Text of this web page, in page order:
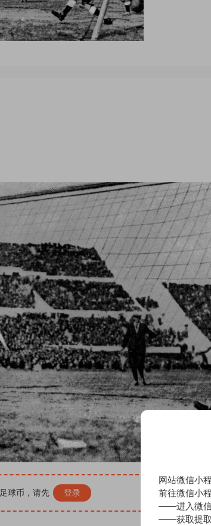
足球币，请先 登录
网站微信小
前往微信小
——进入微
——获取提取